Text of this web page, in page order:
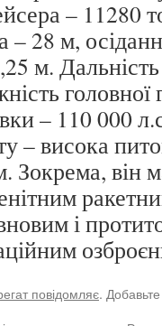
– 11280
28 м,
м.
головної
– 110 000
– висока
Зокрема, він
і
повідомляє.